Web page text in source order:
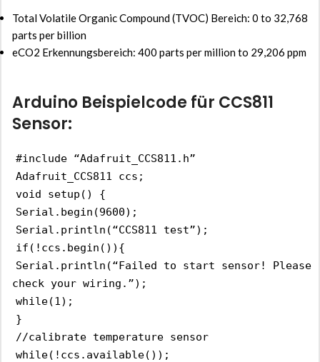
Total Volatile Organic Compound (TVOC) Bereich: 0 to 32,768
parts per billion
eCO2 Erkennungsbereich: 400 parts per million to 29,206 ppm
Arduino Beispielcode für CCS811
Sensor:
#include “Adafruit_CCS811.h”
Adafruit_CCS811 ccs;
void setup() {
Serial.begin(9600);
Serial.println(“CCS811 test”);
if(!ccs.begin()){
Serial.println(“Failed to start sensor! Please
check your wiring.”);
while(1);
}
//calibrate temperature sensor
while(!ccs.available());